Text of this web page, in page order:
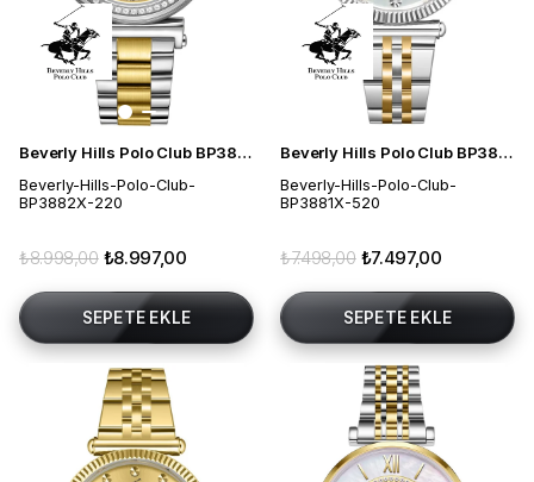
Beverly Hills Polo Club BP3882X.220 Kadın Kol Saati
Beverly-Hills-Polo-Club-
BP3882X-220
₺8.997,00
₺8.998,00
SEPETE EKLE
Beverly Hills Polo Club BP3881X.520 Kadın Kol Saati
Beverly-Hills-Polo-Club-
BP3881X-520
₺7.497,00
₺7.498,00
SEPETE EKLE